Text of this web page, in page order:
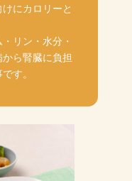
にカロリーと
リン・水分・
ら腎臓に負担
す。